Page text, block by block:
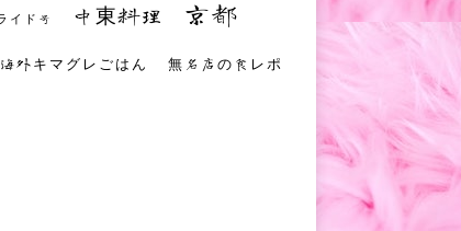
イド号 中東料理 京都
海外キマグレごはん 無名店の食レポ